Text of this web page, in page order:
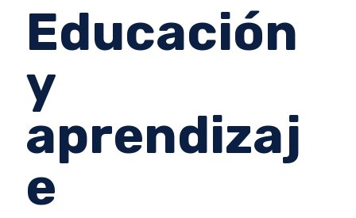
Educación
y
aprendizaj
e